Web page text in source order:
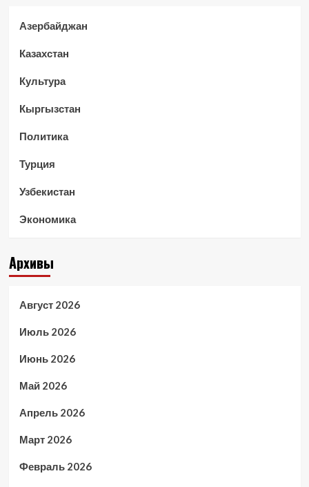
Азербайджан
Казахстан
Культура
Кыргызстан
Политика
Турция
Узбекистан
Экономика
Архивы
Август 2026
Июль 2026
Июнь 2026
Май 2026
Апрель 2026
Март 2026
Февраль 2026